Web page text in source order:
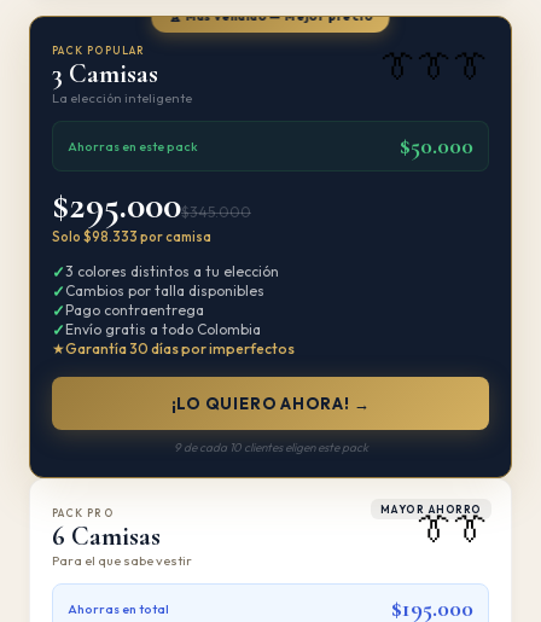
🏆 Más vendido — Mejor precio
PACK POPULAR
3 Camisas
La elección inteligente
👔👔👔
Ahorras en este pack $50.000
$295.000$345.000
Solo $98.333 por camisa
✓3 colores distintos a tu elección
✓ Cambios por talla disponibles
✓ Pago contraentrega
✓ Envío gratis a todo Colombia
★Garantía 30 días por imperfectos
¡LO QUIERO AHORA! →
9 de cada 10 clientes eligen este pack
MAYOR AHORRO
PACK PRO
6 Camisas
Para el que sabe vestir
👔👔
Ahorras en total $195.000